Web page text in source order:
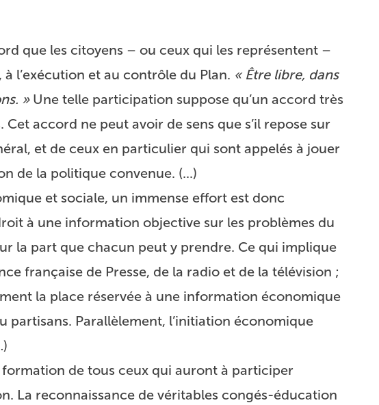
que les citoyens – ou ceux qui les représentent –
l’exécution et au contrôle du Plan. « Être libre, dans
»Une telle participation suppose qu’un accord très
accord ne peut avoir de sens que s’il repose sur
et de ceux en particulier qui sont appelés à jouer
de la politique convenue. (...)
et sociale, un immense effort est donc
à une information objective sur les problèmes du
la part que chacun peut y prendre. Ce qui implique
française de Presse, de la radio et de la télévision ;
la place réservée à une information économique
partisans. Parallèlement, l’initiation économique
de tous ceux qui auront à participer
La reconnaissance de véritables congés-éducation